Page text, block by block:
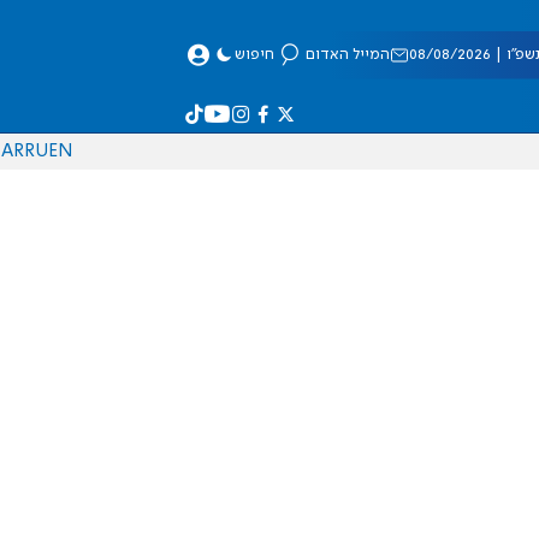
08/2026 המייל האדום חיפוש
EN
RU
AR